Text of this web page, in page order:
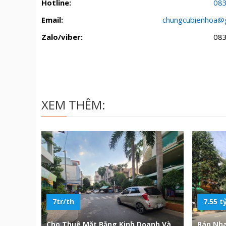
Hotline:
Email:
Zalo/viber:
XEM THÊM:
7tr/th
Cho Thuê Mặt Bằng Kinh Doanh Và
7.55
Bán